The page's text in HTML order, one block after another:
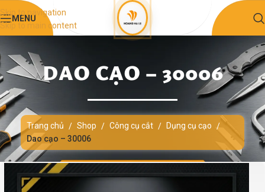
Skip to navigation
Skip to main content
MENU
DAO CẠO – 30006
Trang chủ / Shop / Công cụ cắt / Dụng cụ cạo /
Dao cạo – 30006